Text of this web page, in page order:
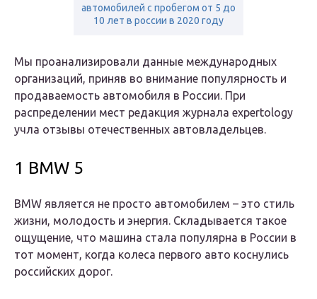
автомобилей с пробегом от 5 до
10 лет в россии в 2020 году
Мы проанализировали данные международных
организаций, приняв во внимание популярность и
продаваемость автомобиля в России. При
распределении мест редакция журнала expertology
учла отзывы отечественных автовладельцев.
1 BMW 5
BMW является не просто автомобилем – это стиль
жизни, молодость и энергия. Складывается такое
ощущение, что машина стала популярна в России в
тот момент, когда колеса первого авто коснулись
российских дорог.